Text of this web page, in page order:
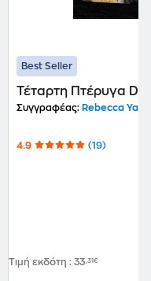
Best Seller
Τέταρτη Πτέρυγα
Συγγραφέας: Rebecca
4.9 (19)
Τιμή εκδότη : 33,31€